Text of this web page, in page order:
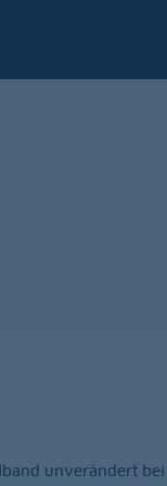
unverändert bei